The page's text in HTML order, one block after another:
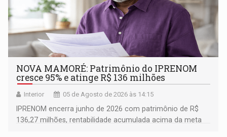
NOVA MAMORÉ: Patrimônio do IPRENOM
cresce 95% e atinge R$ 136 milhões
Interior 05 de Agosto de 2026 às 14:15
IPRENOM encerra junho de 2026 com patrimônio de R$
136,27 milhões, rentabilidade acumulada acima da meta